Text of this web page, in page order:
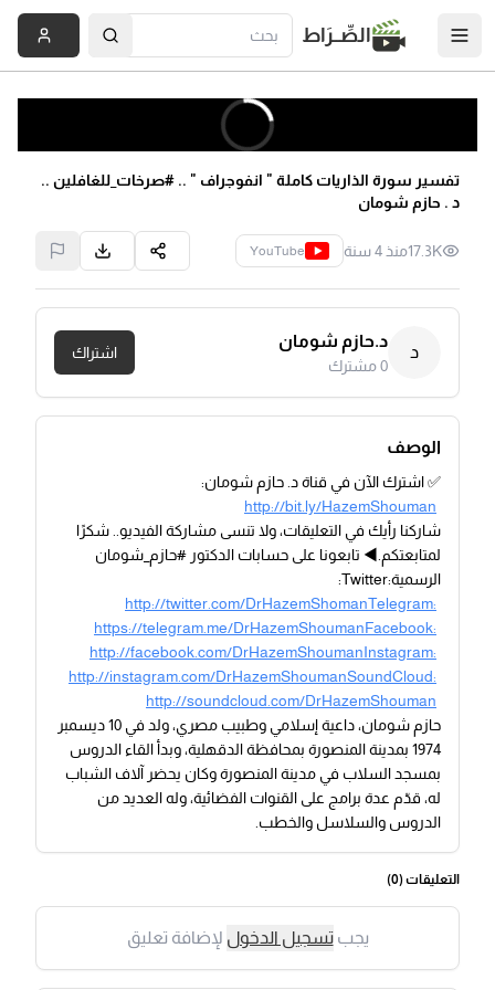
الصِّــرَاط
تفسير سورة الذاريات كاملة " انفوجراف " .. #صرخات_للغافلين ..
د . حازم شومان
17.3Kمنذ 4 سنة YouTube
د
د.حازم شومان
0مشترك
اشتراك
الوصف
✅ اشترك الآن في قناة د. حازم شومان:
http://bit.ly/HazemShouman
شاركنا رأيك في التعليقات، ولا تنسى مشاركة الفيديو.. شكرًا
لمتابعتكم.◀ تابعونا على حسابات الدكتور #حازم_شومان
الرسمية:Twitter:
http://twitter.com/DrHazemShomanTelegram:
https://telegram.me/DrHazemShoumanFacebook:
http://facebook.com/DrHazemShoumanInstagram:
http://instagram.com/DrHazemShoumanSoundCloud:
http://soundcloud.com/DrHazemShouman
حازم شومان، داعية إسلامي وطبيب مصري، ولد في 10 ديسمبر
1974 بمدينة المنصورة بمحافظة الدقهلية، وبدأ القاء الدروس
بمسجد السلاب في مدينة المنصورة وكان يحضر آلاف الشباب
له، قدّم عدة برامج على القنوات الفضائية، وله العديد من
الدروس والسلاسل والخطب.
التعليقات (0
)
يجبتسجيل الدخول لإضافة تعليق